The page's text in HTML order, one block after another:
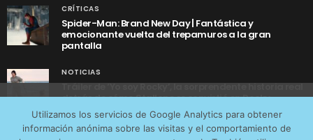
CRÍTICAS
Spider-Man: Brand New Day | Fantástica y
emocionante vuelta del trepamuros a la gran
pantalla
NOTICIAS
Tráiler de ‘Yo soy Rocky’, la sorprendente historia real
detrás de cómo Stallone se convirtió en Rocky
Utilizamos los servicios de Google Analytics para obtener
información anónima sobre las visitas y el comportamiento de
tráfico web que recibimos y conocer los servicios que